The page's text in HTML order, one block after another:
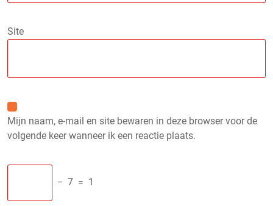
Site
Mijn naam, e-mail en site bewaren in deze browser voor de
volgende keer wanneer ik een reactie plaats.
− 7 = 1